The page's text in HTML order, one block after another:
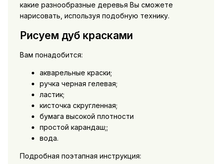
какие разнообразные деревья Вы сможете
нарисовать, используя подобную технику.
Рисуем дуб красками
Вам понадобится:
акварельные краски;
ручка черная гелевая;
ластик;
кисточка скругленная;
бумага высокой плотности
простой карандаш;;
вода.
Подробная поэтапная инструкция: